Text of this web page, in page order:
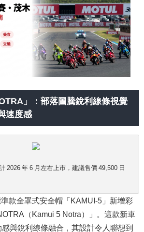
」：部落圖騰銳利線條視覺
速度感
2026 年 6 月左右上市，建議售價 49,500 日
款全罩式安全帽「KAMUI-5」新增彩
（Kamui 5 Notra）」。這款新車
與銳利線條融合，其設計令人聯想到